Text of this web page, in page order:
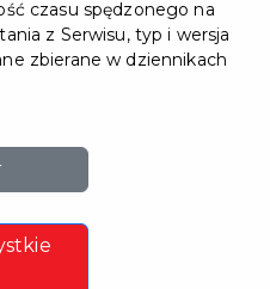
czasu spędzonego na
z Serwisu, typ i wersja
zbierane w dziennikach